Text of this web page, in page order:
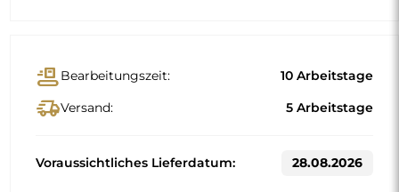
conveyor_beltBearbeitungszeit: 10 Arbeitstage
delivery_truck_speedVersand: 5 Arbeitstage
Voraussichtliches Lieferdatum: 28.08.2026